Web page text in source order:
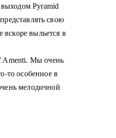
выходомPyramid
свою
вскоре выльется в
Amenti. Мы очень
то особенное в
чень мелодичной